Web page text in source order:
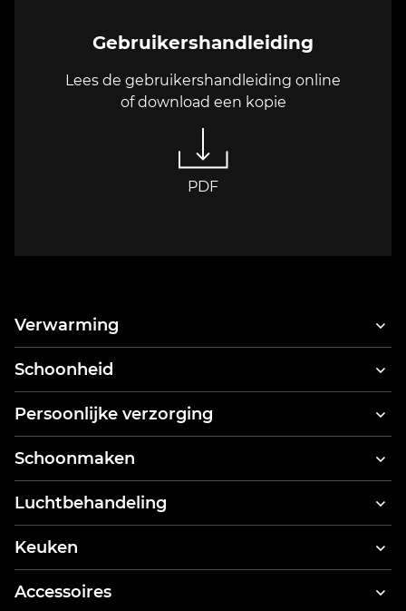
Gebruikershandleiding
Lees de gebruikershandleiding online
of download een kopie
PDF
Verwarming
Schoonheid
Haarstyler & haardroger
Persoonlijke verzorging
Lichaamsweegschaal
Schoonmaken
Stoomreinigers
Luchtbehandeling
Keuken
Accessoires